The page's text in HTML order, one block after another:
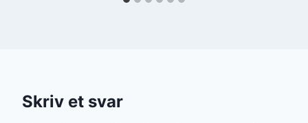
Skriv et svar